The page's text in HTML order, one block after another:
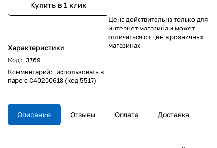
Купить в 1 клик
Характеристики
Код: 3769
Комментарий: использовать в
паре с С40200618 (код 5517)
Цена действительна только для
интернет-магазина и может
отличаться от цен в розничных
магазинах
Описание Отзывы Оплата Доставка